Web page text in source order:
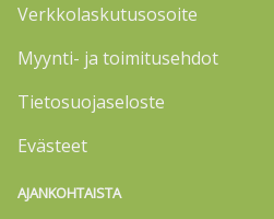
Verkkolaskutusosoite
Myynti- ja toimitusehdot
Tietosuojaseloste
Evästeet
AJANKOHTAISTA